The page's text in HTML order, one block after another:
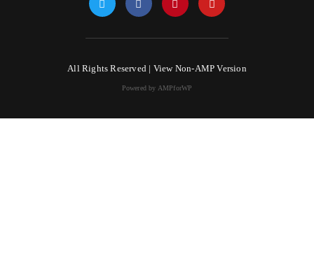
All Rights Reserved | View Non-AMP Version
Powered by AMPforWP